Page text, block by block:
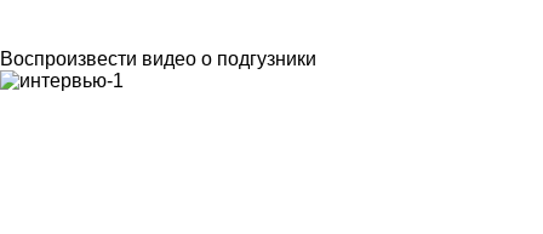
Воспроизвести видео о подгузники